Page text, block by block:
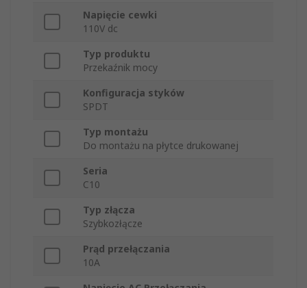
Napięcie cewki
110V dc
Typ produktu
Przekaźnik mocy
Konfiguracja styków
SPDT
Typ montażu
Do montażu na płytce drukowanej
Seria
C10
Typ złącza
Szybkozłącze
Prąd przełączania
10A